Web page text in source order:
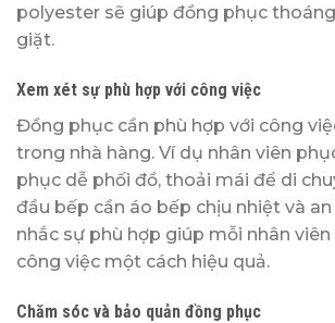
polyester sẽ giúp đồng phục
giặt.
Xem xét sự phù hợp với công việc
Đồng phục cần phù hợp với công
trong nhà hàng. Ví dụ nhân viên
phục dễ phối đồ, thoải mái để di
đầu bếp cần áo bếp chịu nhiệt và an
nhắc sự phù hợp giúp mỗi nhân
công việc một cách hiệu quả.
Chăm sóc và bảo quản đồng phục